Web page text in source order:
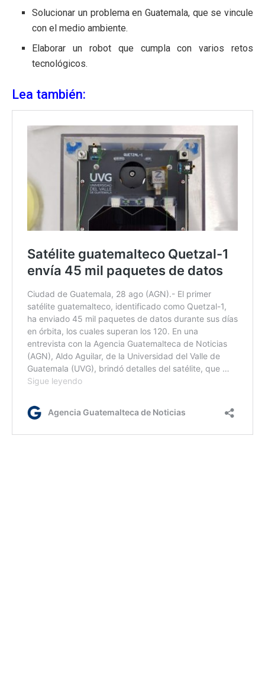
Solucionar un problema en Guatemala, que se vincule
con el medio ambiente.
Elaborar un robot que cumpla con varios retos
tecnológicos.
Lea también: